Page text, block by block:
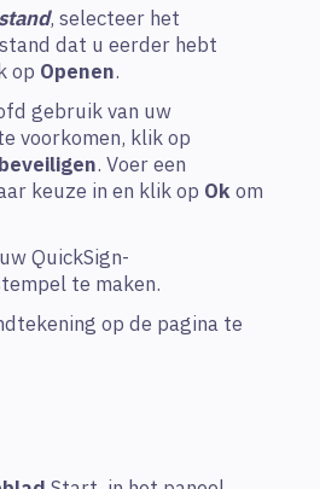
, selecteer het
dat u eerder hebt
op Openen.
gebruik van uw
voorkomen, klik op
. Voer een
keuze in en klik op Okom
QuickSign-
te maken.
op de pagina te